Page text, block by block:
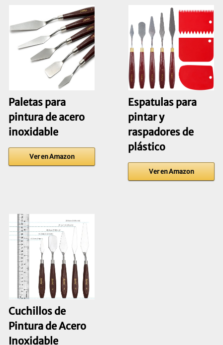
Paletas para
pintura de acero
inoxidable
Ver en Amazon
Espatulas para
pintar y
raspadores de
plástico
Ver en Amazon
Cuchillos de
Pintura de Acero
Inoxidable